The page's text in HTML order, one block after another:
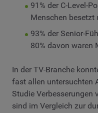
91% der C-Level-
Menschen besetzt
93% der Senior-
80% davon waren
In der TV-Branche
fast allen untersuchten
Studie Verbesserungen
sind im Vergleich zur